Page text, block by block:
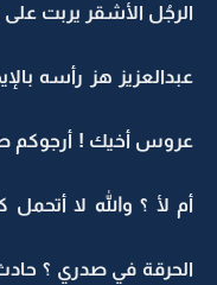
الرجُل الأشقر يربت
عبدالعزيز هز رأسه
عروس أخيك ! أرجوكم
أم لأ ؟ والله لا
الحرقة في صدري ؟